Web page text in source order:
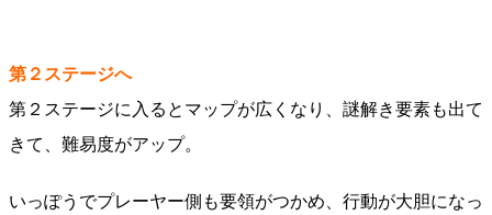
第２ステージへ
第２ステージに入るとマップが広くなり、謎解き要素も出て
きて、難易度がアップ。
いっぽうでプレーヤー側も要領がつかめ、行動が大胆になっ